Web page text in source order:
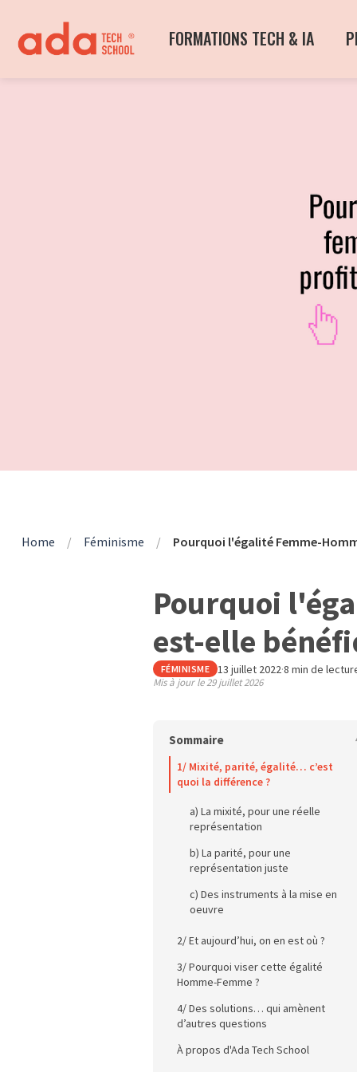
FORMATIONS TECH & IA
Home / Féminisme / Pourquoi l'égalité Femme-
Pourquoi
est-elle
FÉMINISME 13 juillet 2022·8 min de
Mis à jour le29 juillet 2026
Sommaire
1/ Mixité, parité, égalité… c’est
quoi la différence ?
a) La mixité, pour une réelle
représentation
b) La parité, pour une
représentation juste
c) Des instruments à la mise en
oeuvre
2/ Et aujourd’hui, on en est où ?
3/ Pourquoi viser cette égalité
Homme-Femme ?
a) Pourquoi ne pas améliorer la
performance et le bien-être en
4/ Des solutions… qui amènent
d’autres questions
À propos d'Ada Tech School